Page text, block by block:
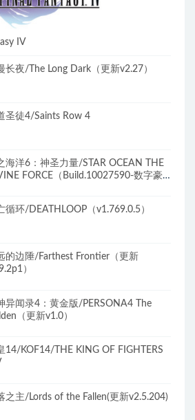
IV
长夜/The Long Dark（更新v2.27）
圣徒4/Saints Row 4
海洋6：神圣力量/STAR OCEAN THE
FORCE（Build.10027590-数字豪
循环/DEATHLOOP（v1.769.0.5）
的边陲/Farthest Frontier（更新
）
异闻录4：黄金版/PERSONA4 The
（更新v1.0）
14/KOF14/THE KING OF FIGHTERS
之主/Lords of the Fallen(更新v2.5.204)